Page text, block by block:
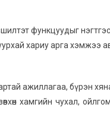
функцуудыг
хариу арга хэмжээ
ажиллагаа, бүрэн
хамгийн чухал,